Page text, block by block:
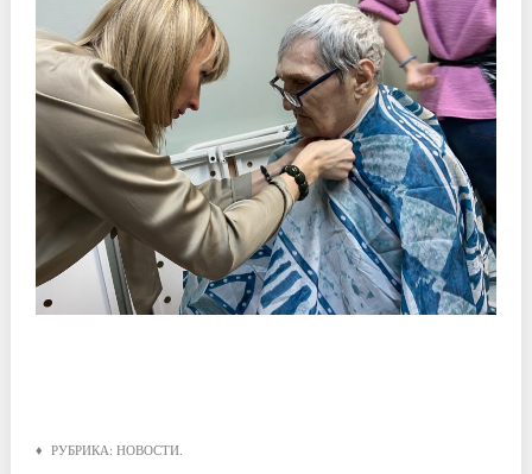
♦ РУБРИКА:НОВОСТИ.